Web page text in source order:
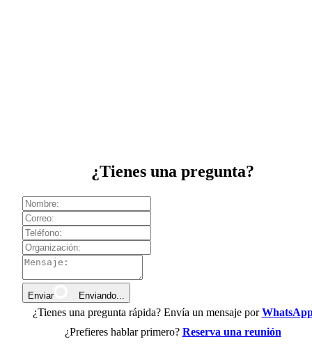
¿Tienes una pregunta?
Enviar Enviando...
¿Tienes una pregunta rápida? Envía un mensaje por
¿Prefieres hablar primero? Reserva una reunión